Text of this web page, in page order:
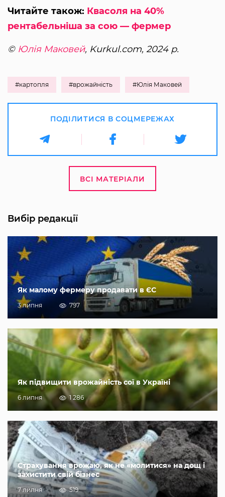
Читайте також: Квасоля на 40%
рентабельніша за сою — фермер
© Юлія Маковей, Kurkul.com, 2024 р.
#картопля #врожайність #Юлія Маковей
ПОДІЛИТИСЯ В СОЦМЕРЕЖАХ
ВСІ МАТЕРІАЛИ
Вибір редакції
Як малому фермеру продавати в ЄС
3 липня 797
Як підвищити врожайність сої в Україні
6 липня 1 286
Страхування врожаю, як не «молитися» на дощ і
захистити свій бізнес
7 липня 519